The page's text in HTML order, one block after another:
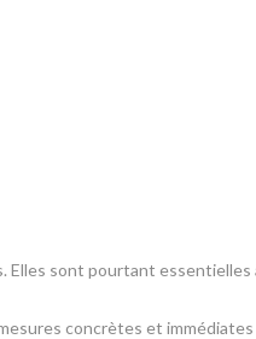
Elles sont pourtant essentielles
concrètes et